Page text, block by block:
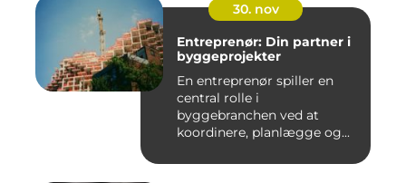
30. nov
Entreprenør: Din partner i
byggeprojekter
En entreprenør spiller en
central rolle i
byggebranchen ved at
koordinere, planlægge og...